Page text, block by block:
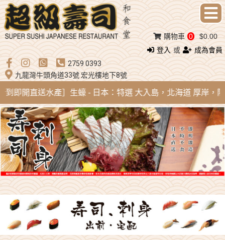
登入 或
成為會員
2759 0393
九龍灣牛頭角道33號 宏光樓地下8號
購物車 0 $0.00
即開直送水產］生蠔 - 日本：特選 大入島，北海道 厚岸，